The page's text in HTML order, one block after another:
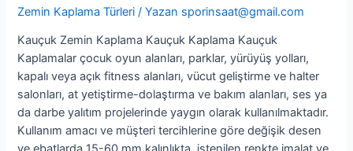
Zemin Kaplama Türleri / Yazan sporinsaat@gmail.com
Kauçuk Zemin Kaplama Kauçuk Kaplama Kauçuk
Kaplamalar çocuk oyun alanları, parklar, yürüyüş yolları,
kapalı veya açık fitness alanları, vücut geliştirme ve halter
salonları, at yetiştirme-dolaştırma ve bakım alanları, ses ya
da darbe yalıtım projelerinde yaygın olarak kullanılmaktadır.
Kullanım amacı ve müşteri tercihlerine göre değişik desen